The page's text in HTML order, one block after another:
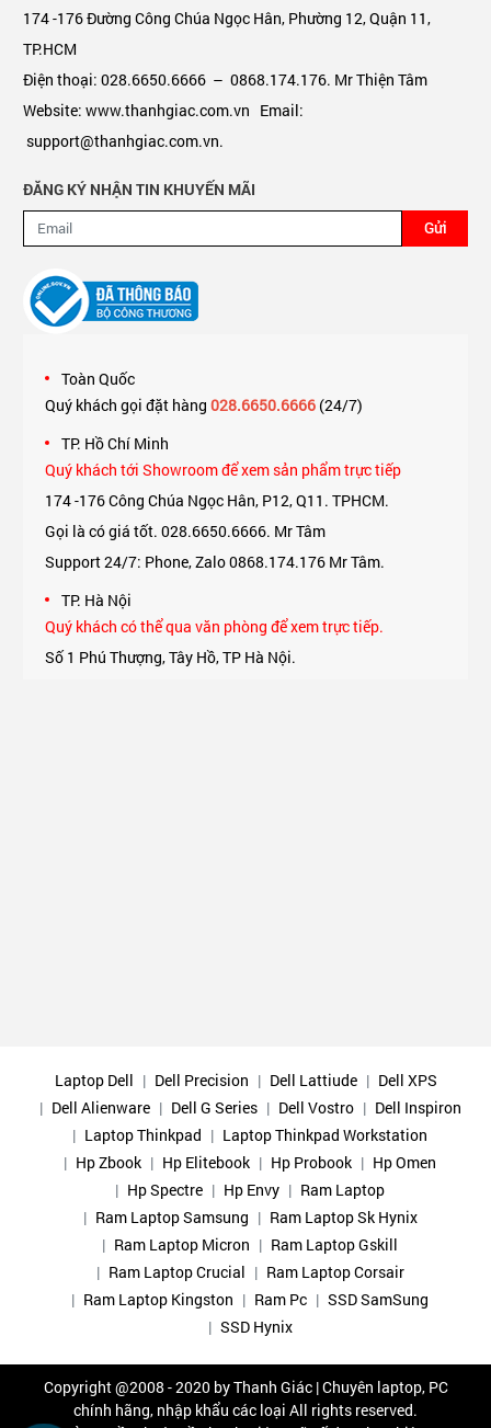
174 -176 Đường Công Chúa Ngọc Hân, Phường 12, Quận 11,
TP.HCM
Điện thoại: 028.6650.6666 – 0868.174.176. Mr Thiện Tâm
Website: www.thanhgiac.com.vn Email:
support@thanhgiac.com.vn.
ĐĂNG KÝ NHẬN TIN KHUYẾN MÃI
Gửi
Toàn Quốc
Quý khách gọi đặt hàng 028.6650.6666(24/7)
TP. Hồ Chí Minh
Quý khách tới Showroom để xem sản phẩm trực tiếp
174 -176 Công Chúa Ngọc Hân, P12, Q11. TPHCM.
Gọi là có giá tốt. 028.6650.6666. Mr Tâm
Support 24/7: Phone, Zalo 0868.174.176 Mr Tâm.
TP. Hà Nội
Quý khách có thể qua văn phòng để xem trực tiếp.
Số 1 Phú Thượng, Tây Hồ, TP Hà Nội.
Laptop Dell Dell Precision Dell Lattiude
Dell XPS
Dell Alienware
Dell G Series Dell Vostro
Dell Inspiron
Laptop Thinkpad
Laptop Thinkpad Workstation
Hp Zbook
Hp Elitebook Hp Probook
Hp Omen
Hp Spectre
Hp Envy
Ram Laptop
Ram Laptop Samsung
Ram Laptop Sk Hynix
Ram Laptop Micron
Ram Laptop Gskill
Ram Laptop Crucial
Ram Laptop Corsair
Ram Laptop Kingston
Ram Pc
SSD SamSung
SSD Hynix
Copyright @2008 - 2020 byThanh Giác | Chuyên laptop, PC
chính hãng, nhập khẩu các loại All rights reserved.